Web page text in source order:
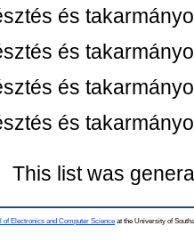
és
és
és
és
This list was
of Electronics and Computer Science at the University of